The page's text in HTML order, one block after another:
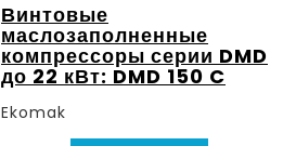
Винтовые
маслозаполненные
компрессоры серии DMD
до 22 кВт: DMD 150 C
Ekomak